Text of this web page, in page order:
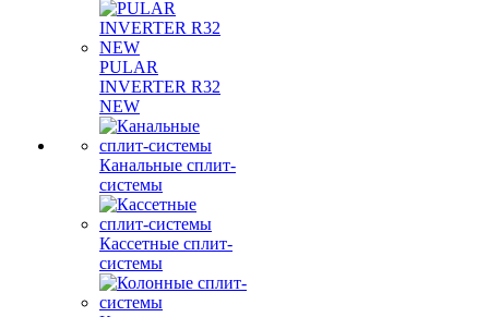
PULAR
INVERTER R32
NEW
Канальные сплит-
системы
Кассетные сплит-
системы